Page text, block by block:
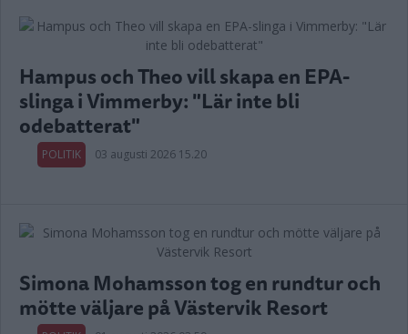
Hampus och Theo vill skapa en EPA-
slinga i Vimmerby: "Lär inte bli
odebatterat"
POLITIK 03 augusti 2026 15.20
Simona Mohamsson tog en rundtur och
mötte väljare på Västervik Resort